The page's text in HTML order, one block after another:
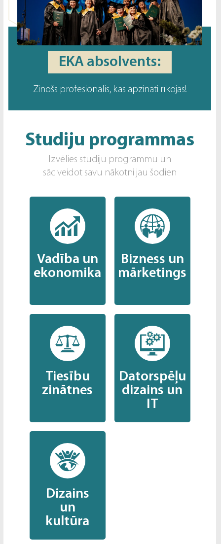
EKA absolvents:
Zinošs profesionālis, kas apzināti rīkojas!
Studiju programmas
Izvēlies studiju programmu un
sāc veidot savu nākotni jau šodien
Vadība un
ekonomika
Bizness un
mārketings
Tiesību
zinātnes
Datorspēļu
dizains un
IT
Dizains
un
kultūra